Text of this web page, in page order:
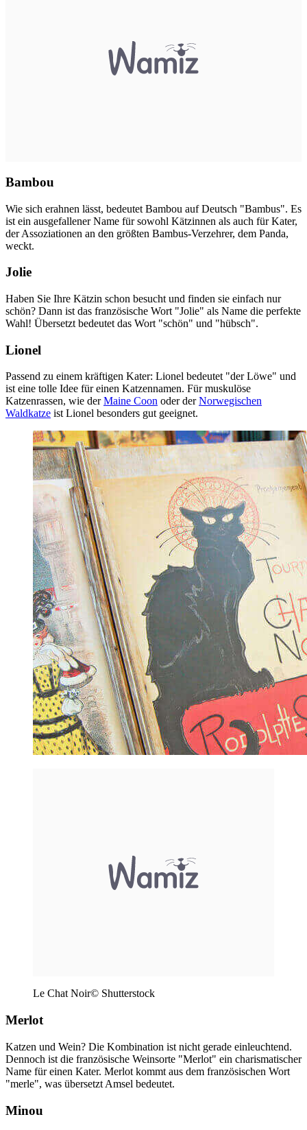
Bambou
Wie sich erahnen lässt, bedeutet Bambou auf Deutsch "Bambus". Es
ist ein ausgefallener Name für sowohl Kätzinnen als auch für Kater,
der Assoziationen an den größten Bambus-Verzehrer, dem Panda,
weckt.
Jolie
Haben Sie Ihre Kätzin schon besucht und finden sie einfach nur
schön? Dann ist das französische Wort "Jolie" als Name die perfekte
Wahl! Übersetzt bedeutet das Wort "schön" und "hübsch".
Lionel
Passend zu einem kräftigen Kater: Lionel bedeutet "der Löwe" und
ist eine tolle Idee für einen Katzennamen. Für muskulöse
Katzenrassen, wie derMaine Coon oder derNorwegischen
Waldkatze ist Lionel besonders gut geeignet.
Le Chat Noir© Shutterstock
Merlot
Katzen und Wein? Die Kombination ist nicht gerade einleuchtend.
Dennoch ist die französische Weinsorte "Merlot" ein charismatischer
Name für einen Kater. Merlot kommt aus dem französischen Wort
"merle", was übersetzt Amsel bedeutet.
Minou